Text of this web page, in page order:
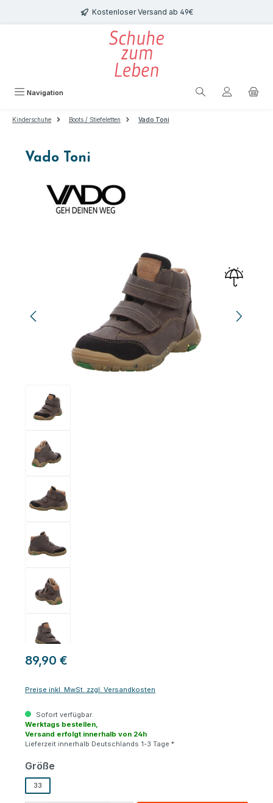
Zum Hauptinhalt springen Kostenloser Versand ab 49€
Navigation
Kinderschuhe Boots / Stiefeletten Vado Toni
Vado Toni
89,90 €
Preise inkl. MwSt. zzgl. Versandkosten
Sofort verfügbar.
Werktags bestellen,
Versand erfolgt innerhalb von 24h
Lieferzeit innerhalb Deutschlands 1-3 Tage *
Größe
33